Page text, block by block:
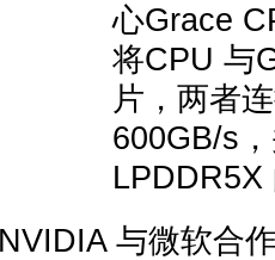
心Grace
将CPU 与
片，两者
600GB/s
LPDDR5X
与微软合作